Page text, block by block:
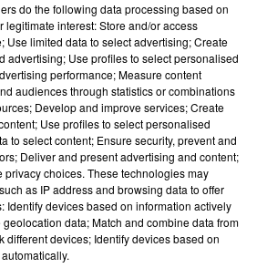
14 sec)
do the following data processing based on
legitimate interest: Store and/or access
Use limited data to select advertising; Create
advertising; Use profiles to select personalised
performance; Measure content
audiences through statistics or combinations
Develop and improve services; Create
Use profiles to select personalised
to select content; Ensure security, prevent and
Deliver and present advertising and content;
privacy choices. These technologies may
as IP address and browsing data to offer
Identify devices based on information actively
data; Match and combine data from
different devices; Identify devices based on